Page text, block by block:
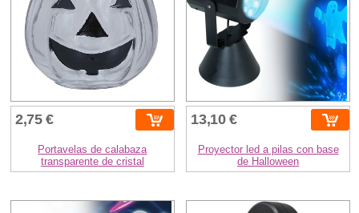
2,75 €
Portavelas de calabaza
transparente de cristal
13,10 €
Proyector led a pilas con base
de Halloween